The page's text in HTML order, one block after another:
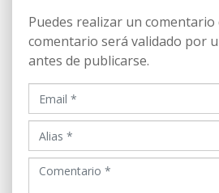
Puedes realizar un comentario
comentario será validado por
antes de publicarse.